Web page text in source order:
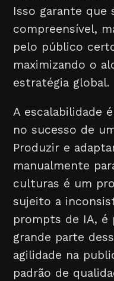
Isso garante que
compreensível,
pelo público
maximizando o
estratégia global.
A escalabilidade
no sucesso de
Produzir e
manualmente
culturas é um
sujeito a
prompts de IA, é
grande parte
agilidade na
padrão de